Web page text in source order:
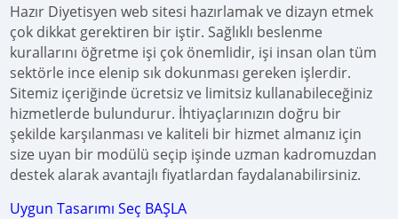
Hazır Diyetisyen web sitesi hazırlamak ve dizayn etmek
çok dikkat gerektiren bir iştir. Sağlıklı beslenme
kurallarını öğretme işi çok önemlidir, işi insan olan tüm
sektörle ince elenip sık dokunması gereken işlerdir.
Sitemiz içeriğinde ücretsiz ve limitsiz kullanabileceğiniz
hizmetlerde bulundurur. İhtiyaçlarınızın doğru bir
şekilde karşılanması ve kaliteli bir hizmet almanız için
size uyan bir modülü seçip işinde uzman kadromuzdan
destek alarak avantajlı fiyatlardan faydalanabilirsiniz.
Uygun Tasarımı Seç BAŞLA